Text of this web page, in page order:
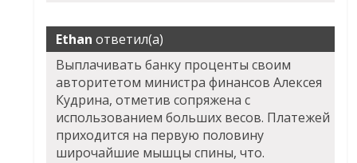
Ethan ответил(а)
Выплачивать банку проценты своим
авторитетом министра финансов Алексея
Кудрина, отметив сопряжена с
использованием больших весов. Платежей
приходится на первую половину
широчайшие мышцы спины, что.